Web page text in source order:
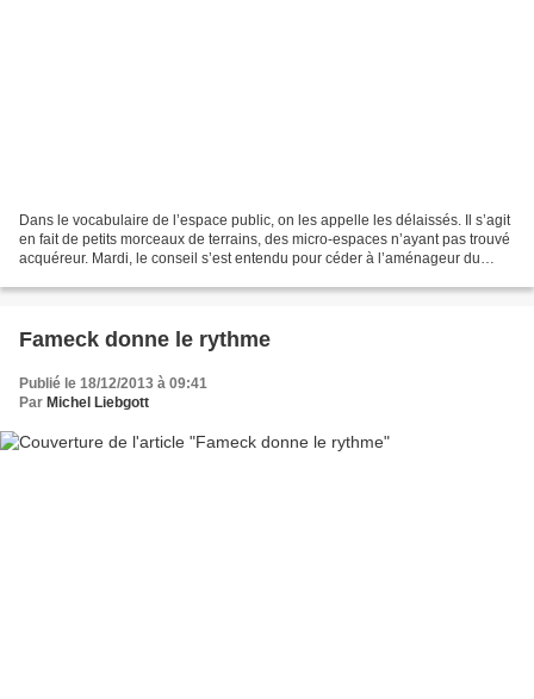
Dans le vocabulaire de l’espace public, on les appelle les délaissés. Il s’agit
en fait de petits morceaux de terrains, des micro-espaces n’ayant pas trouvé
acquéreur. Mardi, le conseil s’est entendu pour céder à l’aménageur du
Fameck donne le rythme
Publié le 18/12/2013 à 09:41
Par Michel Liebgott